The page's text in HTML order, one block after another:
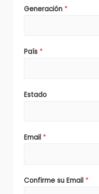
Generación *
País *
Estado
Email *
Confirme su Email *